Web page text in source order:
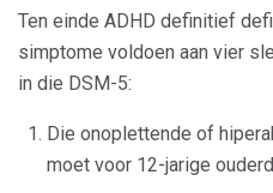
Ten einde ADHD definitief
simptome voldoen aan vier
in die DSM-5:
Die onoplettende of
moet voor 12-jarige